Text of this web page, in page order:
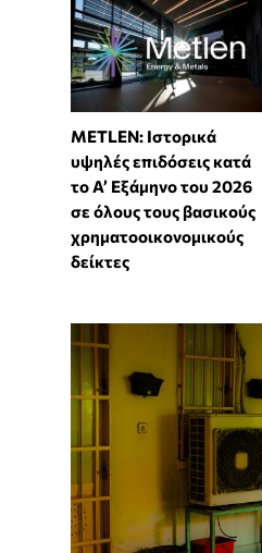
METLEN: Ιστορικά
υψηλές επιδόσεις κατά
το Α’ Εξάμηνο του 2026
σε όλους τους βασικούς
χρηματοοικονομικούς
δείκτες